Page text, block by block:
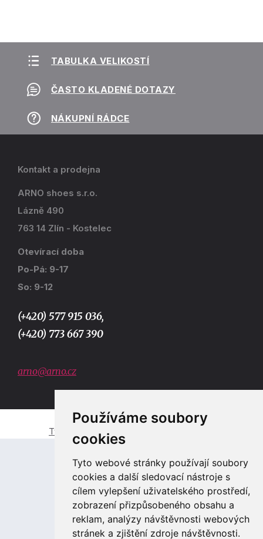
Používáme soubory
cookies
Tyto webové stránky používají soubory
cookies a další sledovací nástroje s
cílem vylepšení uživatelského prostředí,
zobrazení přizpůsobeného obsahu a
reklam, analýzy návštěvnosti webových
stránek a zjištění zdroje návštěvnosti.
TABULKA VELIKOSTÍ
ČASTO KLADENÉ DOTAZY
NÁKUPNÍ RÁDCE
Kontakt a prodejna
ARNO shoes s.r.o.
Lázně 490
763 14 Zlín - Kostelec
Otevírací doba
Po-Pá: 9-17
So: 9-12
(+420) 577 915 036,
(+420) 773 667 390
arno@arno.cz
Tvorba e-shopů a webových stránek Zlín